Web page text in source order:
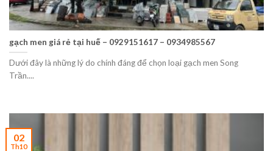
gạch men giá rẻ tại huế – 0929151617 – 0934985567
Dưới đây là những lý do chính đáng để chọn loại gạch men Song
Trần....
02
Th10